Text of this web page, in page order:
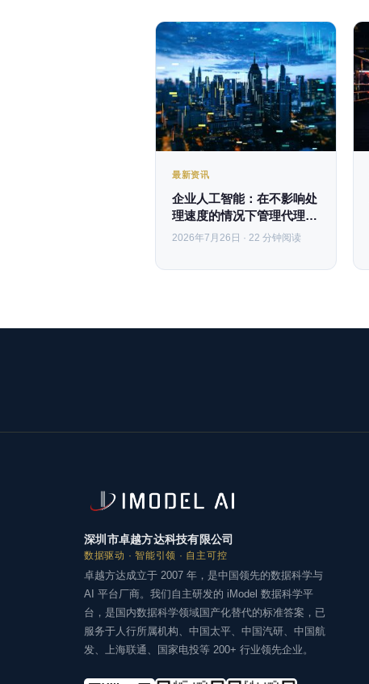
最新资讯
企业人工智能：在不影响处
理速度的情况下管理代理权
限
2026年7月26日 · 22 分钟阅读
深圳市卓越方达科技有限公司
数据驱动 · 智能引领 · 自主可控
卓越方达成立于 2007 年，是中国领先的数据科学与
AI 平台厂商。我们自主研发的 iModel 数据科学平
台，是国内数据科学领域国产化替代的标准答案，已
服务于人行所属机构、中国太平、中国汽研、中国航
发、上海联通、国家电投等 200+ 行业领先企业。